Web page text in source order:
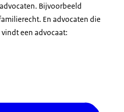
Bijvoorbeeld
En advocaten die
een advocaat: